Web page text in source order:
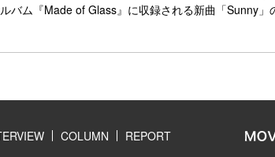
バム『Made of Glass』に収録される新曲「Sunny」
された本楽曲は、miletとして初めてのTVアニメオー
い、私もあの人に変わってみたいという願いを持ち
COLUMN REPORT